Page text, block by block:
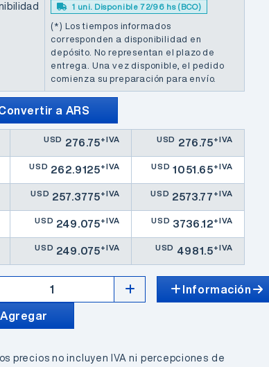
1 uni. Disponible 72/96 hs (BCO)
(*) Los tiempos informados
corresponden a disponibilidad en
depósito. No representan el plazo de
entrega. Una vez disponible, el pedido
comienza su preparación para envío.
a ARS
USD 276.75+IVA USD 276.75+IVA
USD 262.9125+IVA USD 1051.65+IVA
USD 257.3775+IVA USD 2573.77 +IVA
USD 249.075+IVA USD 3736.12+IVA
USD 249.075+IVA USD 4981.5+IVA
Agregar
Información
precios no incluyen IVA ni percepciones de